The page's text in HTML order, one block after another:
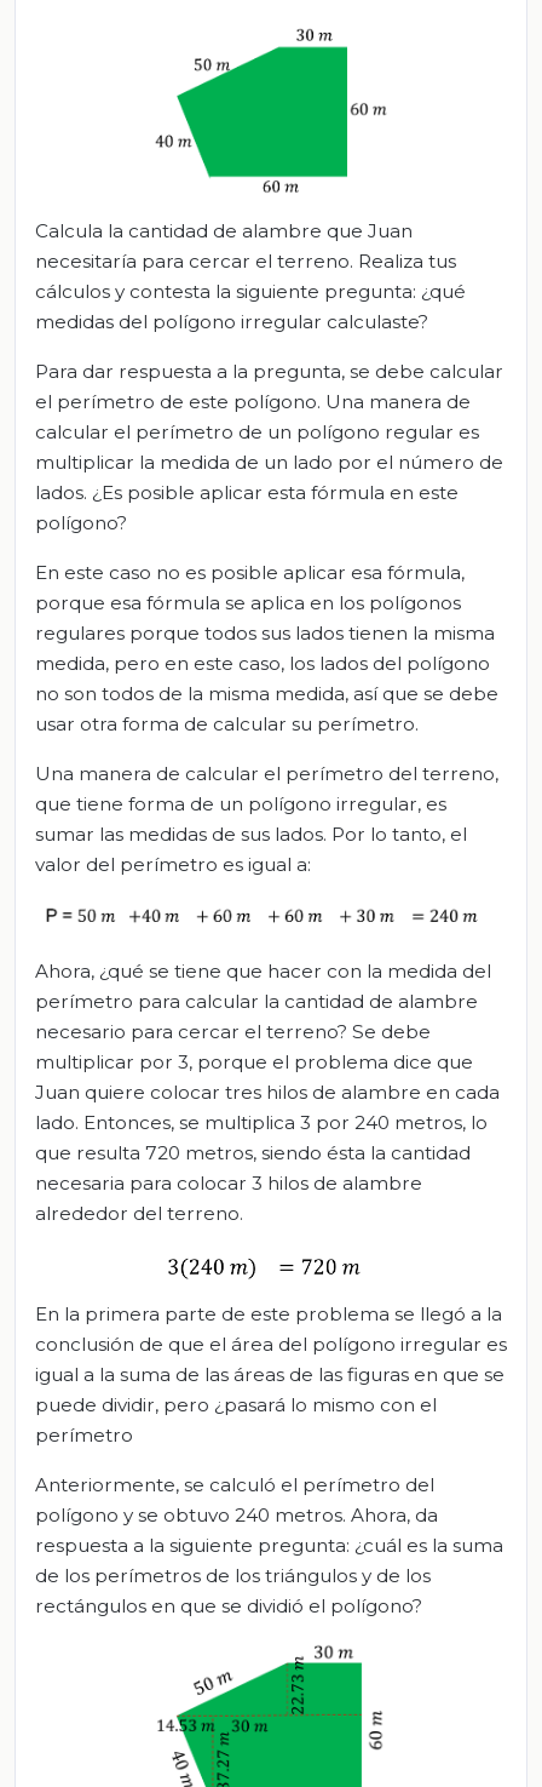
Calcula la cantidad de alambre que Juan
necesitaría para cercar el terreno. Realiza tus
cálculos y contesta la siguiente pregunta: ¿qué
medidas del polígono irregular calculaste?
Para dar respuesta a la pregunta, se debe calcular
el perímetro de este polígono. Una manera de
calcular el perímetro de un polígono regular es
multiplicar la medida de un lado por el número de
lados. ¿Es posible aplicar esta fórmula en este
polígono?
En este caso no es posible aplicar esa fórmula,
porque esa fórmula se aplica en los polígonos
regulares porque todos sus lados tienen la misma
medida, pero en este caso, los lados del polígono
no son todos de la misma medida, así que se debe
usar otra forma de calcular su perímetro.
Una manera de calcular el perímetro del terreno,
que tiene forma de un polígono irregular, es
sumar las medidas de sus lados. Por lo tanto, el
valor del perímetro es igual a:
Ahora, ¿qué se tiene que hacer con la medida del
perímetro para calcular la cantidad de alambre
necesario para cercar el terreno? Se debe
multiplicar por 3, porque el problema dice que
Juan quiere colocar tres hilos de alambre en cada
lado. Entonces, se multiplica 3 por 240 metros, lo
que resulta 720 metros, siendo ésta la cantidad
necesaria para colocar 3 hilos de alambre
alrededor del terreno.
En la primera parte de este problema se llegó a la
conclusión de que el área del polígono irregular es
igual a la suma de las áreas de las figuras en que se
puede dividir, pero ¿pasará lo mismo con el
perímetro
Anteriormente, se calculó el perímetro del
polígono y se obtuvo 240 metros. Ahora, da
respuesta a la siguiente pregunta: ¿cuál es la suma
de los perímetros de los triángulos y de los
rectángulos en que se dividió el polígono?